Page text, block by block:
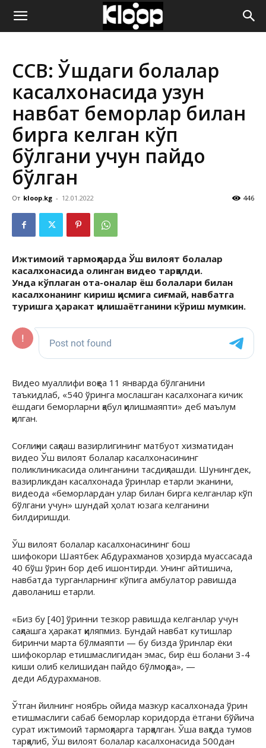
ҚИРҒИЗИСТОН
ЯНГИЛИКЛАРИ
ССВ: Ўшдаги болалар
касалхонасида узун
навбат беморлар билан
бирга келган кўп
бўлгани учун пайдо
бўлган
От kloop.kg - 12.01.2022 446
Ижтимоий тармоқларда Ўш вилоят болалар
касалхонасида олинган видео тарқалди.
Унда кўплаган ота-оналар ёш болалари билан
касалхонанинг кириш қисмига сиғмай, навбатга
туришга ҳаракат қилишаётганини кўриш мумкин.
Видео муаллифи воқеа 11 январда бўлганини
таъкидлаб, «540 ўринга мослашган касалхонага кичик
ёшдаги беморларни қабул қилишмаяпти» деб маълум
қилган.
Соғлиқни сақлаш вазирлигининг матбуот хизматидан
видео Ўш вилоят болалар касалхонасининг
поликлиникасида олинганини тасдиқлашди. Шунингдек,
вазирликдан касалхонада ўринлар етарли эканини,
видеода «беморлардан улар билан бирга келганлар кўп
бўлгани учун» шундай ҳолат юзага келганини
билдиришди.
Ўш вилоят болалар касалхонасининг бош
шифокори Шаятбек Абдурахманов ҳозирда муассасада
40 бўш ўрин бор деб ишонтирди. Унинг айтишича,
навбатда турганларнинг кўпига амбулатор равишда
даволаниш етарли.
«Биз бу [40] ўринни тезкор равишда келганлар учун
сақлашга ҳаракат қиляпмиз. Бундай навбат кутишлар
биринчи марта бўлмаяпти — бу бизда ўринлар ёки
шифокорлар етишмаслигидан эмас, бир ёш болани 3-4
киши олиб келишидан пайдо бўлмоқда», —
деди Абдурахманов.
Ўтган йилнинг ноябрь ойида мазкур касалхонада ўрин
етишмаслиги сабаб беморлар коридорда ётгани бўйича
сурат ижтимоий тармоқларга тарқалган. Ўша вақтда тумов
тарқалиб, Ўш вилоят болалар касалхонасида 500дан